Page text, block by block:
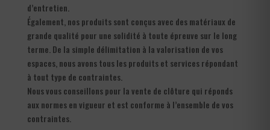
d’entretien.
Également, nos produits sont conçus avec des matériaux de
grande qualité pour une solidité à toute épreuve sur le long
terme. De la simple délimitation à la valorisation de vos
espaces, nous avons tous les produits et services répondant
à tout type de contraintes.
Nous vous conseillons pour la vente de clôture qui réponds
aux normes en vigueur et est conforme à l’ensemble de vos
contraintes.